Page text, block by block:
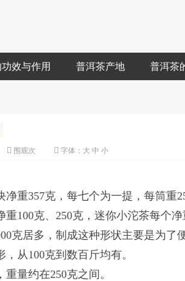
效与作用 普洱茶产地 普洱茶
围观次 字体： 大 中 小
重357克，每七个为一提，每筒重
100克、250克，迷你小沱茶每个净
克居多，制成这种形状主要是为了
从100克到数百斤均有。
量约在250克之间。